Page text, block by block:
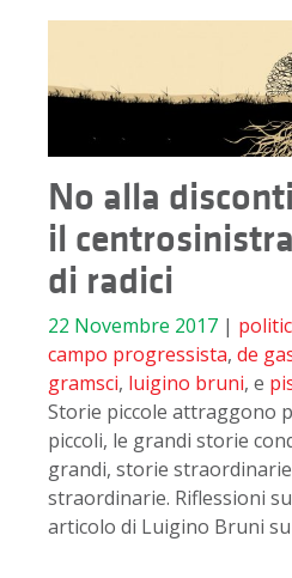
No alla
il
di radici
22 Novembre 2017 |
campo progressista, de
gramsci, luigino bruni, e
Storie piccole attraggono
piccoli, le grandi storie
grandi, storie
straordinarie. Riflessioni
articolo di Luigino Bruni